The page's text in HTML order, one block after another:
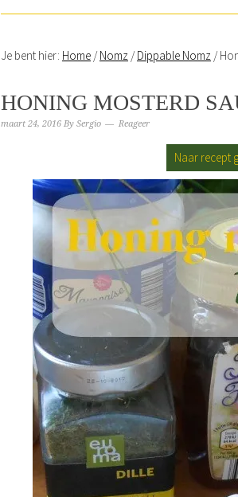
Je bent hier: Home / Nomz / Dippable Nomz /
HONING MOSTERD
maart 24, 2016 By Sergio Reageer
Naar recept